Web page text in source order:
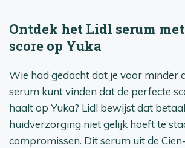
Ontdek het Lidl serum
score op Yuka
Wie had gedacht dat je voor minder
serum kunt vinden dat de perfecte
haalt op Yuka? Lidl bewijst dat
huidverzorging niet gelijk hoeft te
compromissen. Dit serum uit de